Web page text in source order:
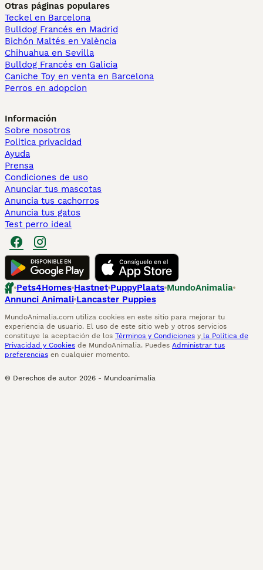
Otras páginas populares
Teckel en Barcelona
Bulldog Francés en Madrid
Bichón Maltés en València
Chihuahua en Sevilla
Bulldog Francés en Galicia
Caniche Toy en venta en Barcelona
Perros en adopcion
Información
Sobre nosotros
Politica privacidad
Ayuda
Prensa
Condiciones de uso
Anunciar tus mascotas
Anuncia tus cachorros
Anuncia tus gatos
Test perro ideal
Pets4Homes Hastnet PuppyPlaats MundoAnimalia
Annunci Animali Lancaster Puppies
MundoAnimalia.com utiliza cookies en este sitio para mejorar tu
experiencia de usuario. El uso de este sitio web y otros servicios
constituye la aceptación de los Términos y Condiciones y la Política de
Privacidad y Cookies de MundoAnimalia. Puedes Administrar tus
preferencias en cualquier momento.
© Derechos de autor 2026 - Mundoanimalia